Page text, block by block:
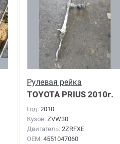
Рулевая рейка
TOYOTA PRIUS 2010г.
Год: 2010
Кузов: ZVW30
Двигатель: 2ZRFXE
OEM: 4551047060